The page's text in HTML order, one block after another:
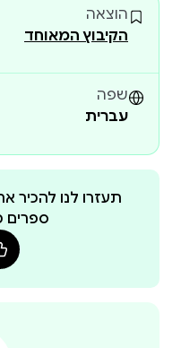
ומכובדת לכול, למצוא
הוצאה
הקיבוץ המאוחד
שפה
עברית
תעזרו לנו להכיר
ספרים